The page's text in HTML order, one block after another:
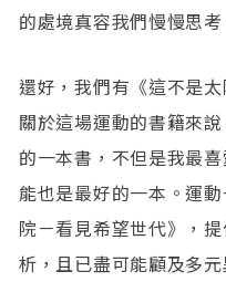
的處境真容我們慢慢思
還好，我們有《這不是
關於這場運動的書籍來
的一本書，不但是我最
能也是最好的一本。運
院－看見希望世代》，
析，且已盡可能顧及多